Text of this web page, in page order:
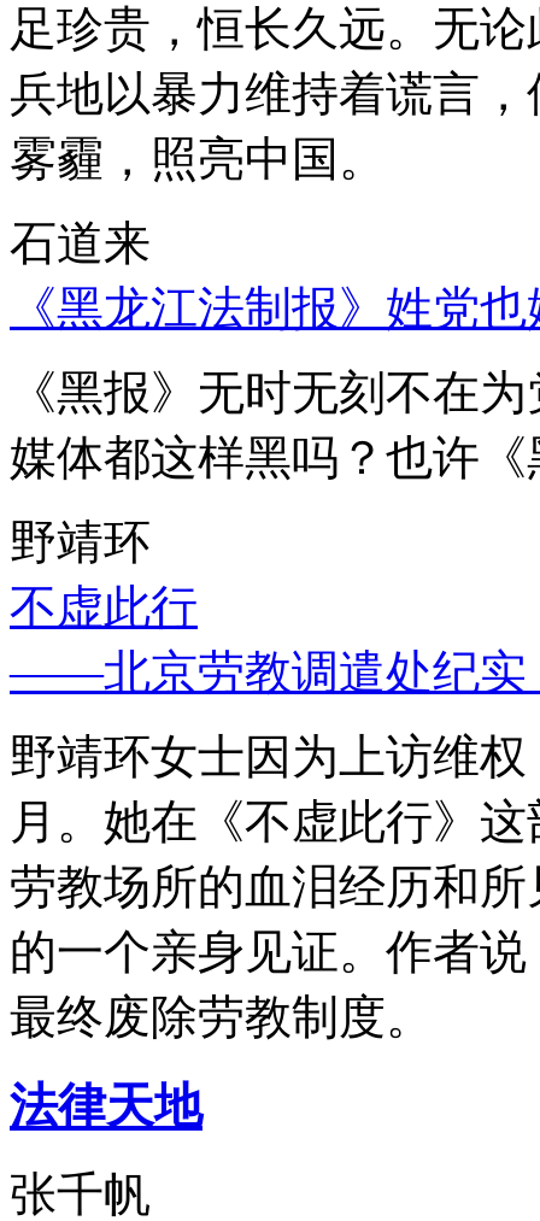
足珍贵，恒长久远。无
兵地以暴力维持着谎言
雾霾，照亮中国。
石道来
《黑龙江法制报》姓党
《黑报》无时无刻不在
媒体都这样黑吗？也许
野靖环
不虚此行
——北京劳教调遣处纪实
野靖环女士因为上访维
月。她在《不虚此行》
劳教场所的血泪经历和
的一个亲身见证。作者
最终废除劳教制度。
法律天地
张千帆